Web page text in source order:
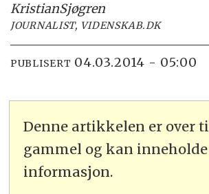
KristianSjøgren
JOURNALIST, VIDENSKAB.DK
PUBLISERT 04.03.2014 - 05:00
Denne artikkelen er over
gammel og kan
informasjon.